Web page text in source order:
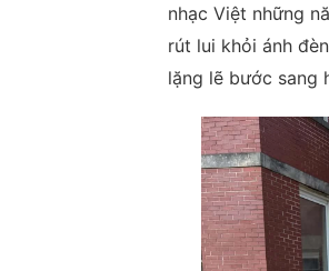
nhạc Việt những
rút lui khỏi ánh
lặng lẽ bước sang